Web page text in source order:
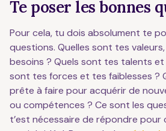
Te poser les bonnes
Pour cela, tu dois absolument te
questions. Quelles sont tes
besoins ? Quels sont tes talents
sont tes forces et tes faiblesses ?
prête à faire pour acquérir de
ou compétences ? Ce sont les
t’est nécessaire de répondre